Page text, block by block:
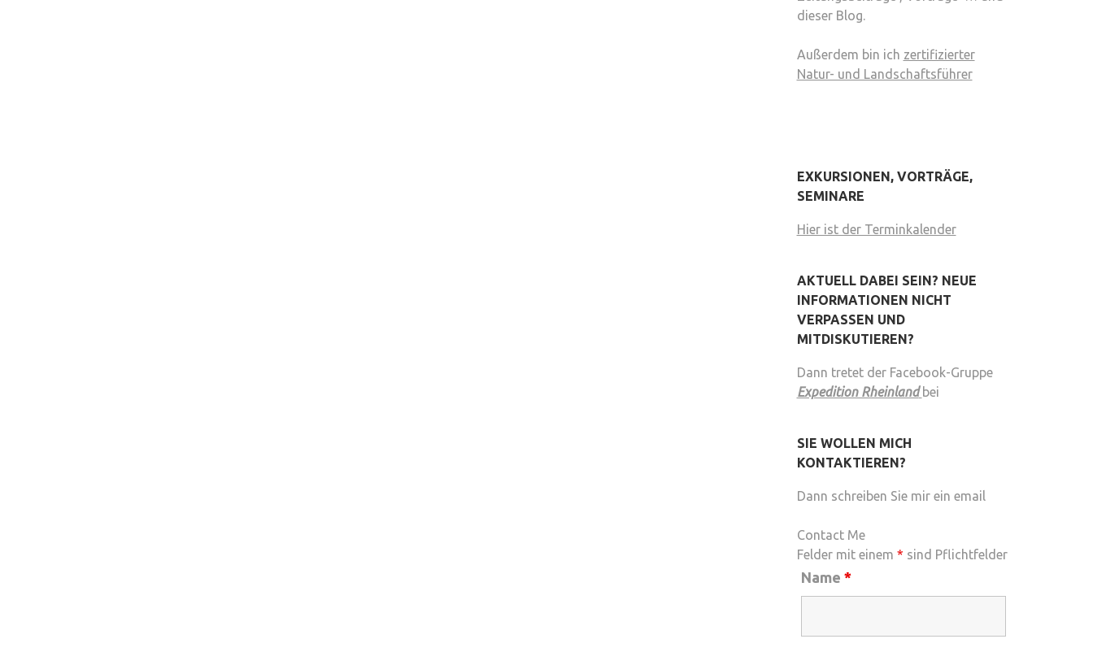
dieser Blog.
Außerdem bin ich zertifizierter
Natur- und Landschaftsführer
EXKURSIONEN, VORTRÄGE,
SEMINARE
Hier ist der Terminkalender
AKTUELL DABEI SEIN? NEUE
INFORMATIONEN NICHT
VERPASSEN UND
MITDISKUTIEREN?
Dann tretet der Facebook-Gruppe
Expedition Rheinland bei
SIE WOLLEN MICH
KONTAKTIEREN?
Dann schreiben Sie mir ein email
Contact Me
Felder mit einem * sind Pflichtfelder
Name *